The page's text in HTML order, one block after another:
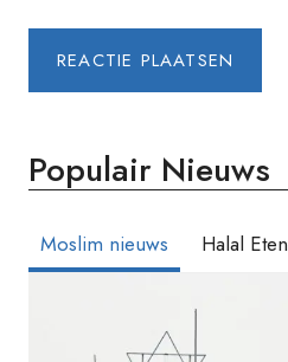
Populair Nieuws
Moslim nieuws Halal Eten